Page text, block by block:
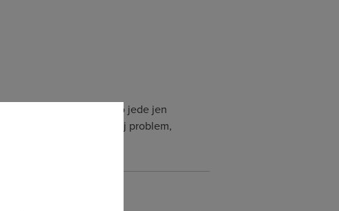
v pohode az na to, ze to jede jen
coz asi nebude muj problem,
problemem ?